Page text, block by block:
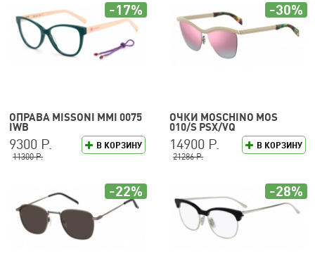
ОПРАВА MISSONI MMI 0075
IWB
В КОРЗИНУ
9300 Р.
11300 Р.
-17%
ОЧКИ MOSCHINO MOS
010/S PSX/VQ
В КОРЗИНУ
14900 Р.
21286 Р.
-30%
-22% -28%